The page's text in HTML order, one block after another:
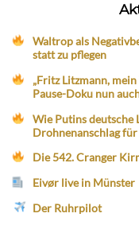
Waltrop als
statt zu pflegen
„Fritz Litzmann,
Pause-Doku nun
Wie Putins deutsche
Drohnenanschlag
Die 542. Cranger
Eivør live in Münster
Der Ruhrpilot